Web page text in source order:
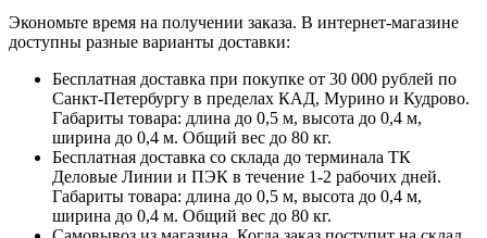
Экономьте время на получении заказа. В интернет-магазине
доступны разные варианты доставки:
Бесплатная доставка при покупке от 30 000 рублей по
Санкт-Петербургу в пределах КАД, Мурино и Кудрово.
Габариты товара: длина до 0,5 м, высота до 0,4 м,
ширина до 0,4 м. Общий вес до 80 кг.
Бесплатная доставка со склада до терминала ТК
Деловые Линии и ПЭК в течение 1-2 рабочих дней.
Габариты товара: длина до 0,5 м, высота до 0,4 м,
ширина до 0,4 м. Общий вес до 80 кг.